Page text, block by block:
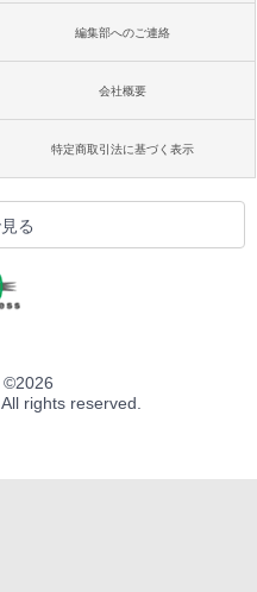
編集部へのご連絡
会社概要
特定商取引法に基づく表示
る
©2026
rights reserved.